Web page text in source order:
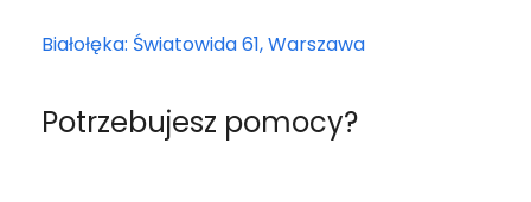
Białołęka: Światowida 61, Warszawa
Potrzebujesz pomocy?